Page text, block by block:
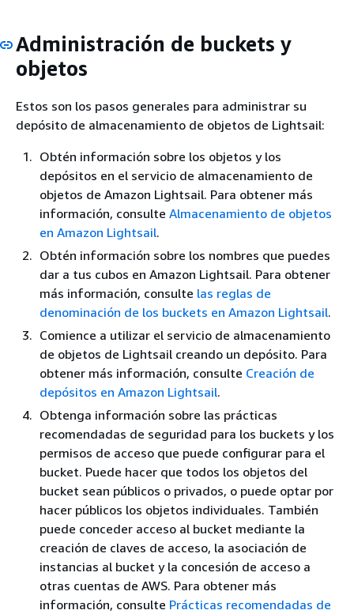
Administración de buckets y
objetos
Estos son los pasos generales para administrar su
depósito de almacenamiento de objetos de Lightsail:
Obtén información sobre los objetos y los
depósitos en el servicio de almacenamiento de
objetos de Amazon Lightsail. Para obtener más
información, consulte Almacenamiento de objetos
en Amazon Lightsail.
Obtén información sobre los nombres que puedes
dar a tus cubos en Amazon Lightsail. Para obtener
más información, consulte las reglas de
denominación de los buckets en Amazon Lightsail.
Comience a utilizar el servicio de almacenamiento
de objetos de Lightsail creando un depósito. Para
obtener más información, consulte Creación de
depósitos en Amazon Lightsail.
Obtenga información sobre las prácticas
recomendadas de seguridad para los buckets y los
permisos de acceso que puede configurar para el
bucket. Puede hacer que todos los objetos del
bucket sean públicos o privados, o puede optar por
hacer públicos los objetos individuales. También
puede conceder acceso al bucket mediante la
creación de claves de acceso, la asociación de
instancias al bucket y la concesión de acceso a
otras cuentas de AWS. Para obtener más
información, consulte Prácticas recomendadas de